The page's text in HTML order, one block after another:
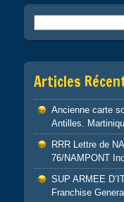
Articles
Ancienne carte
Antilles.
RRR Lettre de
76/NAMPONT
SUP ARMEE
Franchise